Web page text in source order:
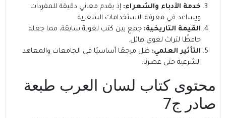
خدمة الأدباء والشعراء: إذ يقدم معاني دقيقة للمفردات
ويساعد في معرفة الاستخدامات الشعرية.
القيمة التاريخية: جمع بين كتب لغوية سابقة، مما جعله
حافظًا لتراث لغوي هائل.
التأثير العلمي: ظل مرجعًا أساسيًا في الجامعات والمعاهد
الشرعية حتى عصرنا.
محتوى كتاب لسان العرب طبعة
صادر ج7